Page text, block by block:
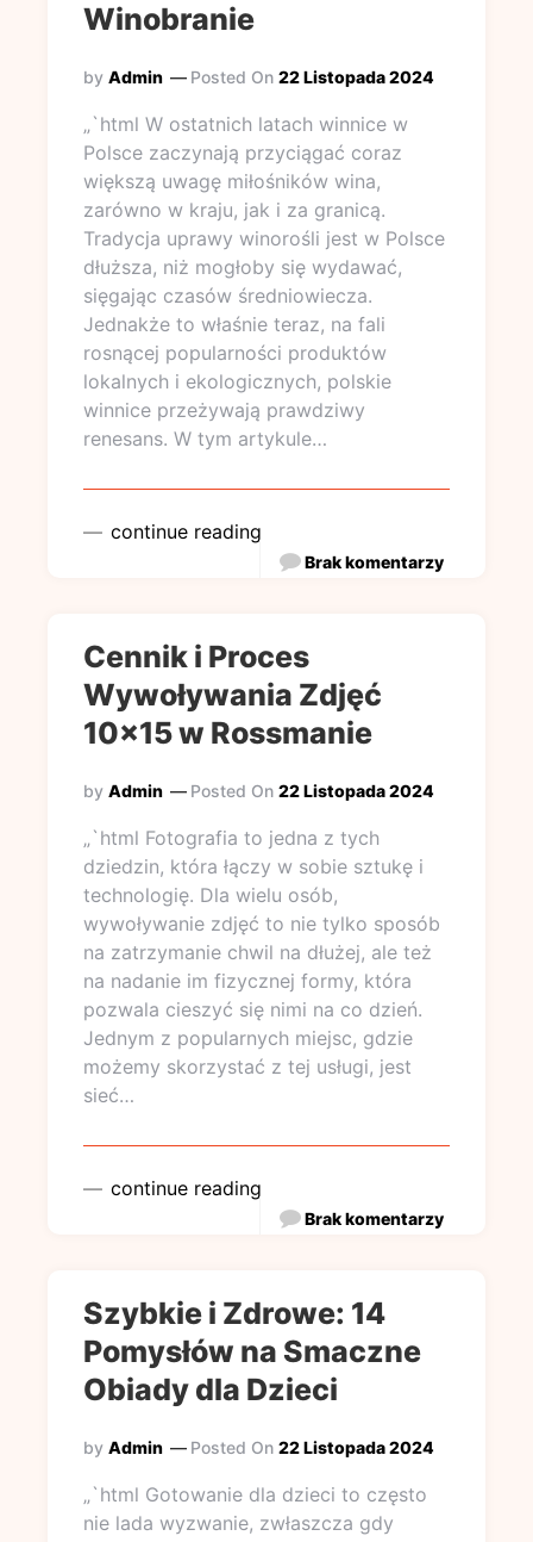
Winobranie
by Admin Posted On 22 Listopada 2024
„`html W ostatnich latach winnice w
Polsce zaczynają przyciągać coraz
większą uwagę miłośników wina,
zarówno w kraju, jak i za granicą.
Tradycja uprawy winorośli jest w Polsce
dłuższa, niż mogłoby się wydawać,
sięgając czasów średniowiecza.
Jednakże to właśnie teraz, na fali
rosnącej popularności produktów
lokalnych i ekologicznych, polskie
winnice przeżywają prawdziwy
renesans. W tym artykule…
continue reading
Brak komentarzy
Cennik i Proces
Wywoływania Zdjęć
10×15 w Rossmanie
by Admin Posted On 22 Listopada 2024
„`html Fotografia to jedna z tych
dziedzin, która łączy w sobie sztukę i
technologię. Dla wielu osób,
wywoływanie zdjęć to nie tylko sposób
na zatrzymanie chwil na dłużej, ale też
na nadanie im fizycznej formy, która
pozwala cieszyć się nimi na co dzień.
Jednym z popularnych miejsc, gdzie
możemy skorzystać z tej usługi, jest
sieć…
continue reading
Brak komentarzy
Szybkie i Zdrowe: 14
Pomysłów na Smaczne
Obiady dla Dzieci
by Admin Posted On 22 Listopada 2024
„`html Gotowanie dla dzieci to często
nie lada wyzwanie, zwłaszcza gdy